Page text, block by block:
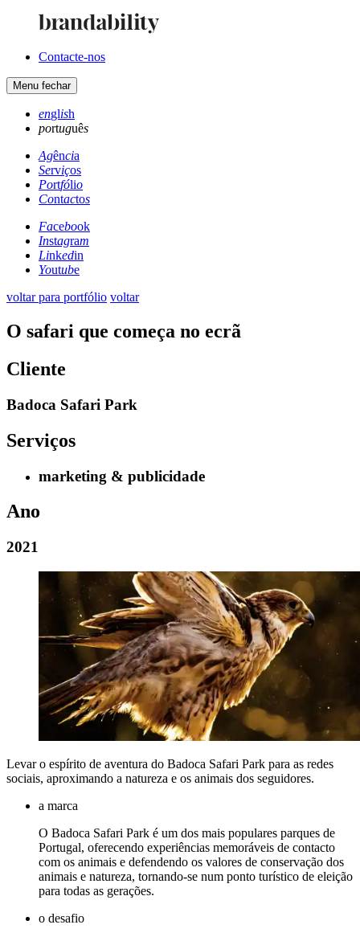
Contacte-nos
Menu fechar
english
português
Agência
Serviços
Portfólio
Contactos
Facebook
Instagram
Linkedin
Youtube
voltar para portfólio voltar
O safari que começa no ecrã
Cliente
Badoca Safari Park
Serviços
marketing & publicidade
Ano
2021
Levar o espírito de aventura do Badoca Safari Park para as redes
sociais, aproximando a natureza e os animais dos seguidores.
a marca
O Badoca Safari Park é um dos mais populares parques de
Portugal, oferecendo experiências memoráveis de contacto
com os animais e defendendo os valores de conservação dos
animais e natureza, tornando-se num ponto turístico de eleição
para todas as gerações.
o desafio